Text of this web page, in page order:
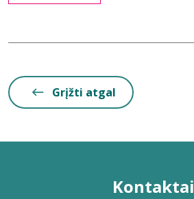
Grįžti atgal
Kontaktai